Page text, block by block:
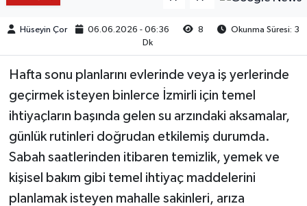
Hüseyin Çor 06.06.2026 - 06:36 8
Okunma Süresi: 3
Dk
Hafta sonu planlarını evlerinde veya iş yerlerinde
geçirmek isteyen binlerce İzmirli için temel
ihtiyaçların başında gelen su arzındaki aksamalar,
günlük rutinleri doğrudan etkilemiş durumda.
Sabah saatlerinden itibaren temizlik, yemek ve
kişisel bakım gibi temel ihtiyaç maddelerini
planlamak isteyen mahalle sakinleri, arıza